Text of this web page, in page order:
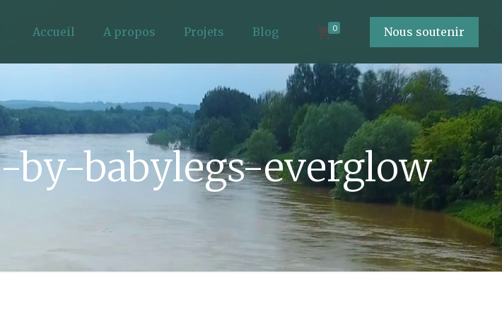
Accueil A propos Projets Blog 0 Nous soutenir
babylegs-everglow